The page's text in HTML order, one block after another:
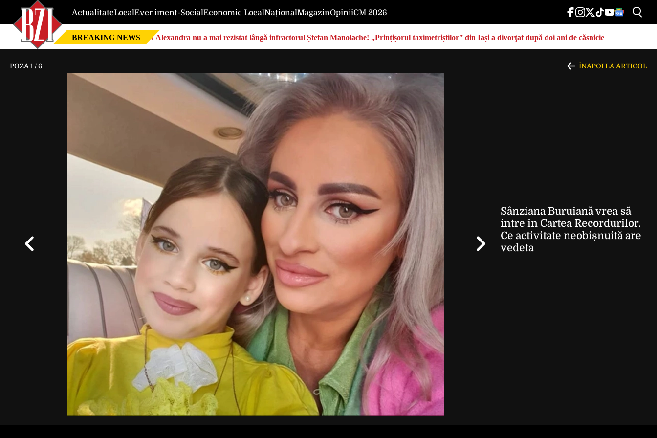
ActualitateLocalEveniment-SocialEconomic LocalNaționalMagazinOpiniiCM 2026
BREAKING NEWS Nici Alexandra nu a mai rezistat lângă infractorul Ștefan Manolache! „Prințișorul taximetriștilor” din Iași a divorţat după doi ani de căsnicie
POZA 1 /6 ÎNAPOI LA ARTICOL
Sânziana Buruiană vrea să
intre în Cartea Recordurilor.
Ce activitate neobișnuită are
vedeta